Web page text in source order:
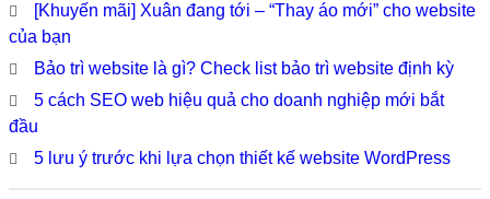
[Khuyến mãi] Xuân đang tới – “Thay áo mới” cho website
của bạn
Bảo trì website là gì? Check list bảo trì website định kỳ
5 cách SEO web hiệu quả cho doanh nghiệp mới bắt
đầu
5 lưu ý trước khi lựa chọn thiết kế website WordPress